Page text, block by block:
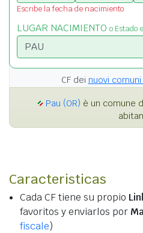
Escribe la fecha de nacimiento
LUGAR NACIMIENTO o Estado
CF dei nuovi
Pau (OR) è un comune
Caracteristicas
Cada CF tiene su propio
favoritos y enviarlos por
fiscale)